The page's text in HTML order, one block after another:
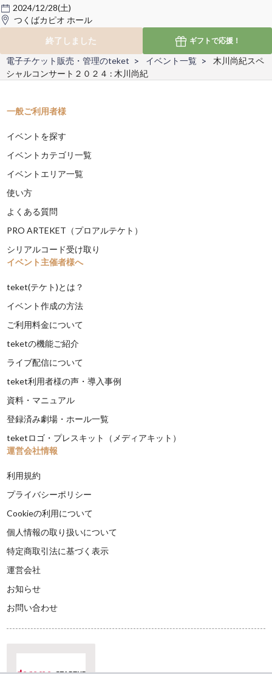
2024/12/28(土)
つくばカピオ ホール
終了しました
ギフトで応援！
電子チケット販売・管理のteket イベント一覧
木川尚紀スペ
シャルコンサート２０２４ : 木川尚紀
一般ご利用者様
イベントを探す
イベントカテゴリ一覧
イベントエリア一覧
使い方
よくある質問
PRO ARTEKET（プロアルテケト）
シリアルコード受け取り
イベント主催者様へ
teket(テケト)とは？
イベント作成の方法
ご利用料金について
teketの機能ご紹介
ライブ配信について
teket利用者様の声・導入事例
資料・マニュアル
登録済み劇場・ホール一覧
teketロゴ・プレスキット（メディアキット）
運営会社情報
利用規約
プライバシーポリシー
Cookieの利用について
個人情報の取り扱いについて
特定商取引法に基づく表示
運営会社
お知らせ
お問い合わせ